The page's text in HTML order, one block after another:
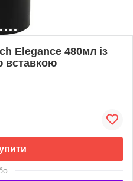
Elegance 480мл із
вставкою